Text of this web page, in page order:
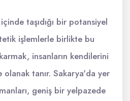
taşıdığı bir potansiyel
işlemlerle birlikte bu
insanların kendilerini
olanak tanır. Sakarya'da yer
geniş bir yelpazede